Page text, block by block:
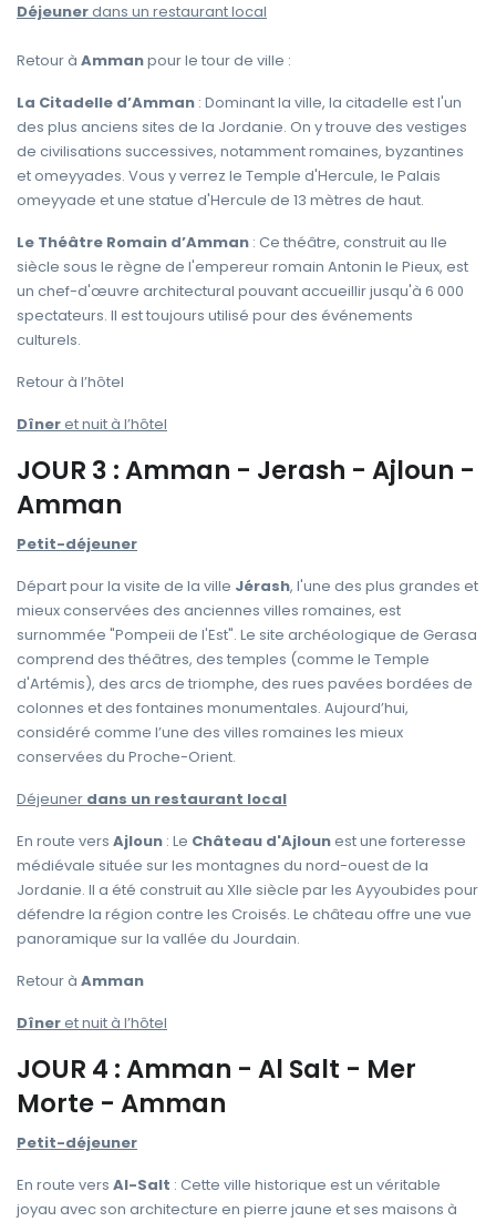
Déjeunerdans un restaurant local
Retour à Ammanpour le tour de ville :
La Citadelle d’Amman : Dominant la ville, la citadelle est l'un
des plus anciens sites de la Jordanie. On y trouve des vestiges
de civilisations successives, notamment romaines, byzantines
et omeyyades. Vous y verrez le Temple d'Hercule, le Palais
omeyyade et une statue d'Hercule de 13 mètres de haut.
Le Théâtre Romain d’Amman : Ce théâtre, construit au IIe
siècle sous le règne de l'empereur romain Antonin le Pieux, est
un chef-d'œuvre architectural pouvant accueillir jusqu'à 6 000
spectateurs. Il est toujours utilisé pour des événements
culturels.
Retour à l’hôtel
Dîneret nuit à l’hôtel
JOUR 3 : Amman - Jerash - Ajloun -
Amman
Petit-déjeuner
Départ pour la visite de la ville Jérash, l'une des plus grandes et
mieux conservées des anciennes villes romaines, est
surnommée "Pompeii de l'Est". Le site archéologique de Gerasa
comprend des théâtres, des temples (comme le Temple
d'Artémis), des arcs de triomphe, des rues pavées bordées de
colonnes et des fontaines monumentales. Aujourd’hui,
considéré comme l’une des villes romaines les mieux
conservées du Proche-Orient.
Déjeuner dans un restaurant local
En route vers Ajloun : Le Château d'Ajlounest une forteresse
médiévale située sur les montagnes du nord-ouest de la
Jordanie. Il a été construit au XIIe siècle par les Ayyoubides pour
défendre la région contre les Croisés. Le château offre une vue
panoramique sur la vallée du Jourdain.
Retour à Amman
Dîneret nuit à l’hôtel
JOUR 4 : Amman - Al Salt - Mer
Morte - Amman
Petit-déjeuner
En route vers Al-Salt : Cette ville historique est un véritable
joyau avec son architecture en pierre jaune et ses maisons à